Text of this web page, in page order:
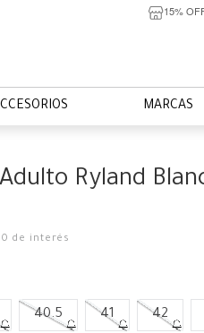
15%
MARCAS
Ryland
0 de interés
40.5 41 42